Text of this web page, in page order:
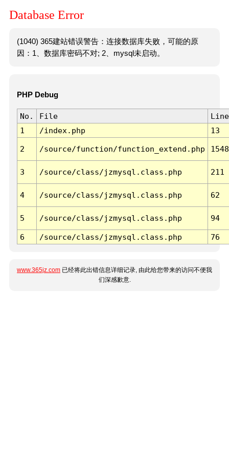
Database Error
(1040) 365建站错误警告：连接数据库失败，可能的原
因：1、数据库密码不对; 2、mysql未启动。
PHP Debug
No. File
Line
1
/index.php 13
2 /source/function/function_extend.php 1548
3 /source/class/jzmysql.class.php 211
4 /source/class/jzmysql.class.php 62
5 /source/class/jzmysql.class.php 94
6 /source/class/jzmysql.class.php 76
www.365jz.com 已经将此出错信息详细记录, 由此给您带来的访问不便我
们深感歉意.